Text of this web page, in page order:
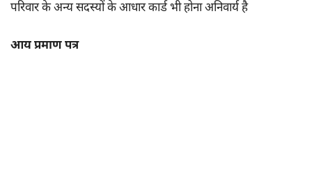
परिवार के अन्य सदस्यों के आधार कार्ड भी होना अनिवार्य है
आय प्रमाण पत्र